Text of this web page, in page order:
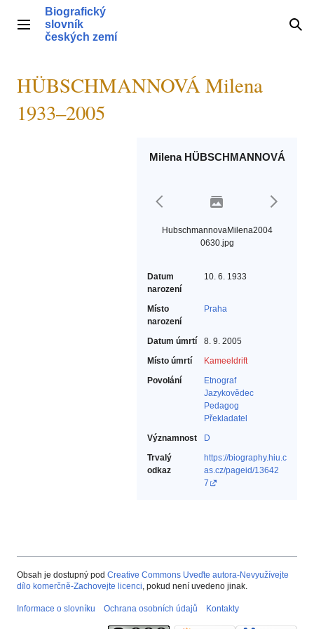
obsahHlavní menu
Biografický
slovník
českých zemí
HÜBSCHMANNOVÁ Milena
1933–2005
Milena HÜBSCHMANNOVÁ
HubschmannovaMilena2004
0630.jpg
Datum
narození
10. 6. 1933
Místo
narození
Praha
Datum úmrtí
8. 9. 2005
Místo úmrtí
Kameeldrift
Povolání
Etnograf‎
Jazykovědec‎
Pedagog‎
Překladatel‎
Významnost
D
Trvalý
odkaz
https://biography.hiu.c
as.cz/pageid/13642
7
Obsah je dostupný pod Creative Commons Uveďte autora-Nevyužívejte
dílo komerčně-Zachovejte licenci, pokud není uvedeno jinak.
Informace o slovníku Ochrana osobních údajů Kontakty